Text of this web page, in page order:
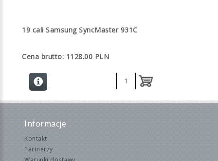
19 cali Samsung SyncMaster 931C
Cena brutto: 1128.00 PLN
Informacje
Kontakt
Partnerzy